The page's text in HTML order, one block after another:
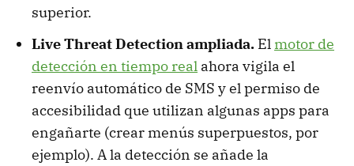
superior.
Live Threat Detection ampliada. El motor de
detección en tiempo real ahora vigila el
reenvío automático de SMS y el permiso de
accesibilidad que utilizan algunas apps para
engañarte (crear menús superpuestos, por
ejemplo). A la detección se añade la